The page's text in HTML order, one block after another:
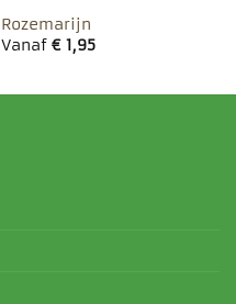
Rozemarijn
Vanaf €1,95